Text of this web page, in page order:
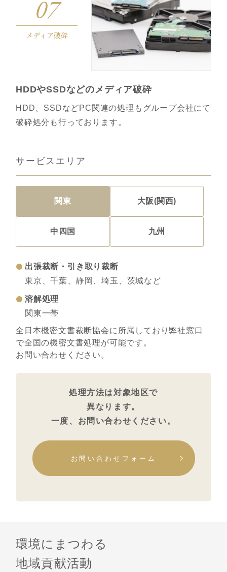
メディア破砕
HDDやSSDなどのメディア破砕
HDD、SSDなどPC関連の処理もグループ会社にて
破砕処分も行っております。
サービスエリア
関東 大阪(関西)
中四国 九州
出張裁断・引き取り裁断
東京、千葉、静岡、埼玉、茨城など
溶解処理
関東一帯
全日本機密文書裁断協会に所属しており弊社窓口
で全国の機密文書処理が可能です。
お問い合わせください。
処理方法は対象地区で
異なります。
一度、お問い合わせください。
お問い合わせフォーム
環境にまつわる
地域貢献活動